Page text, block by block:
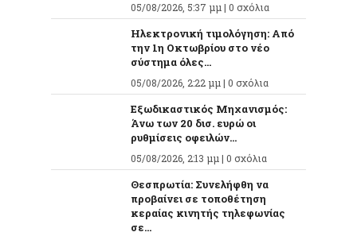
05/08/2026, 5:37 μμ | 0 σχόλια
Ηλεκτρονική τιμολόγηση: Από
την 1η Οκτωβρίου στο νέο
σύστημα όλες...
05/08/2026, 2:22 μμ | 0 σχόλια
Εξωδικαστικός Μηχανισμός:
Άνω των 20 δισ. ευρώ οι
ρυθμίσεις οφειλών...
05/08/2026, 2:13 μμ | 0 σχόλια
Θεσπρωτία: Συνελήφθη να
προβαίνει σε τοποθέτηση
κεραίας κινητής τηλεφωνίας
σε...